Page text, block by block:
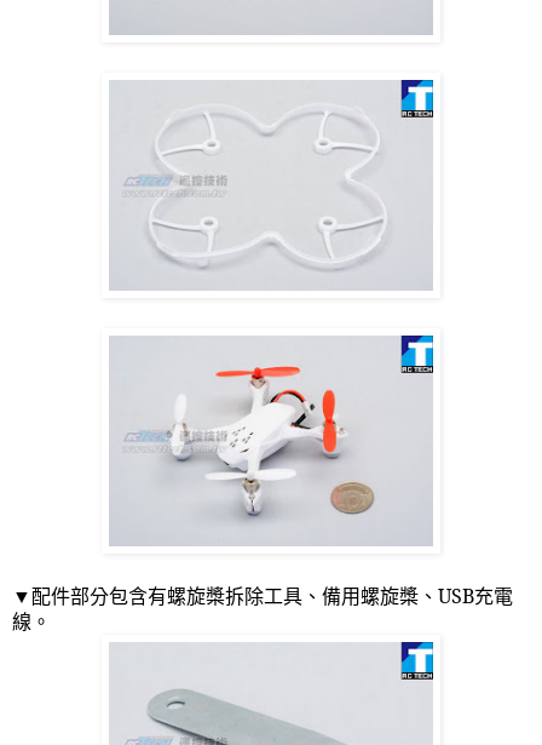
▼配件部分包含有螺旋槳拆除工具、備用螺旋槳、 USB充電
線。